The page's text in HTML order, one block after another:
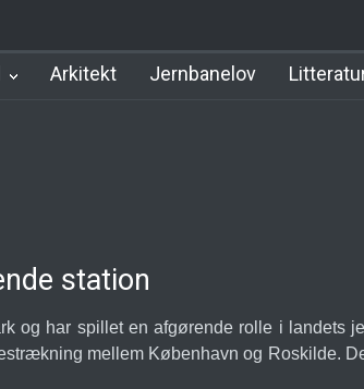
Arkitekt Jernbanelov
station
og har spillet en afgørende rolle i landets
mellem København og Roskilde.